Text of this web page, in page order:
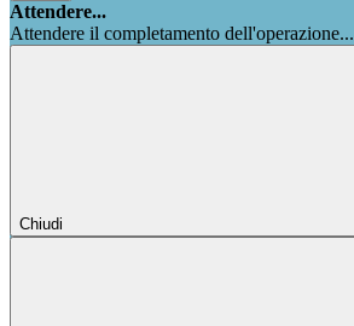
Attendere...
Attendere il completamento dell'operazione...
Chiudi